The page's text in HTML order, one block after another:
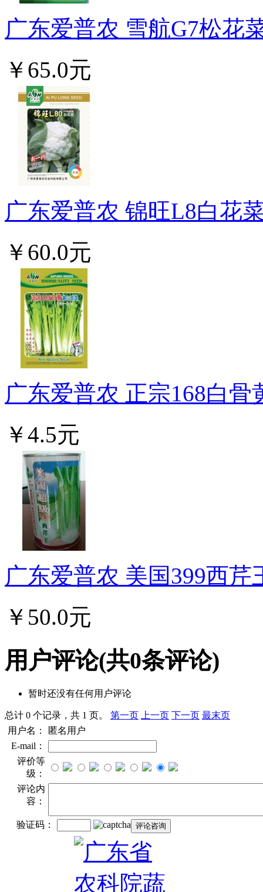
广东爱普农 雪航G7松花
￥65.0元
广东爱普农 锦旺L8白花
￥60.0元
广东爱普农 正宗168白
￥4.5元
广东爱普农 美国399西
￥50.0元
用户评论(共0条评论)
暂时还没有任何用户评论
总计 0 个记录，共 1 页。 第一页 上一页 下一页 最末页
用户名：
匿名用户
E-mail：
评价等
级：
评论内
容：
验证码：